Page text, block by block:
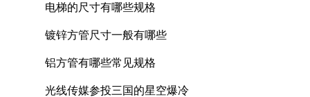
电梯的尺寸有哪些规格
镀锌方管尺寸一般有哪些
铝方管有哪些常见规格
光线传媒参投三国的星空爆冷